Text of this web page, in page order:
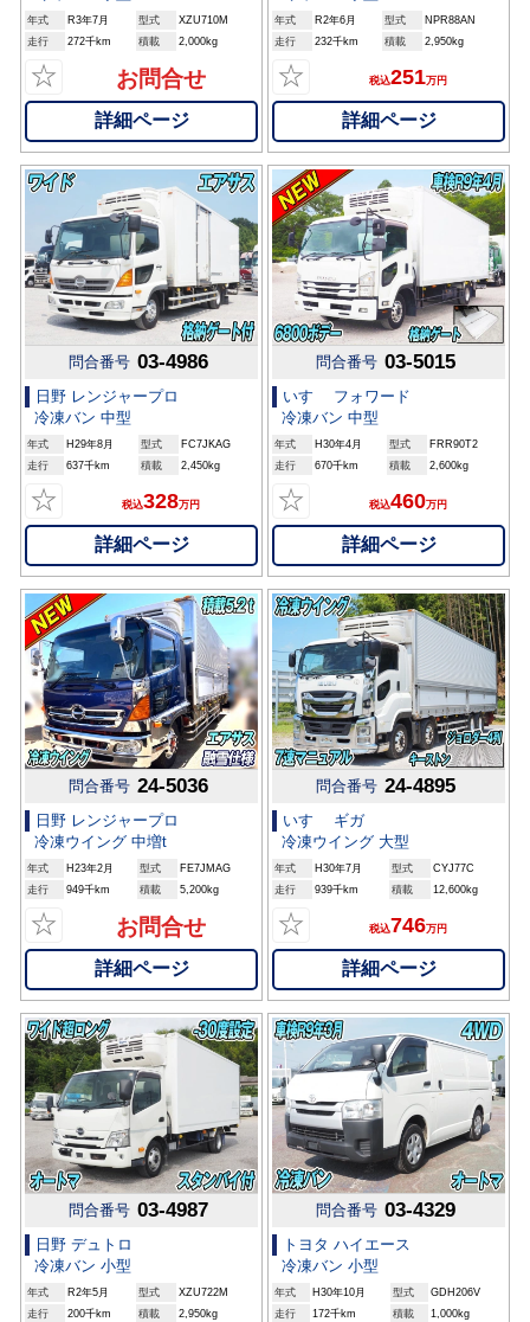
年式 R3年7月 型式
XZU710M
走行
272千km 積載 2,000kg
☆ お問合せ
詳細ページ
年式 R2年6月 型式
NPR88AN
走行
232千km 積載 2,950kg
☆ 税込251万円
詳細ページ
問合番号 03-4986
日野 レンジャープロ
冷凍バン 中型
年式 H29年8月 型式
FC7JKAG
走行
637千km 積載 2,450kg
☆ 税込328万円
詳細ページ
問合番号 03-5015
いすゞ フォワード
冷凍バン 中型
年式 H30年4月 型式
FRR90T2
走行
670千km 積載 2,600kg
☆ 税込460万円
詳細ページ
問合番号 24-5036
日野 レンジャープロ
冷凍ウイング 中増t
年式 H23年2月 型式
FE7JMAG
走行
949千km 積載 5,200kg
☆ お問合せ
詳細ページ
問合番号 24-4895
いすゞ ギガ
冷凍ウイング 大型
年式 H30年7月 型式
CYJ77C
走行
939千km 積載 12,600kg
☆ 税込746万円
詳細ページ
問合番号 03-4987
日野 デュトロ
冷凍バン 小型
年式 R2年5月 型式
XZU722M
走行
200千km 積載 2,950kg
問合番号 03-4329
トヨタ ハイエース
冷凍バン 小型
年式 H30年10月 型式
GDH206V
走行
172千km 積載 1,000kg